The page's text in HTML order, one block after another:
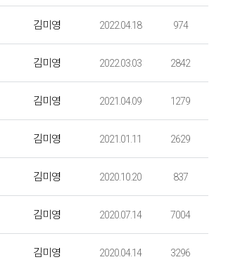
김미영 2022.04.18 974
김미영 2022.03.03 2842
김미영 2021.04.09 1279
김미영 2021.01.11 2629
김미영 2020.10.20 837
김미영 2020.07.14 7004
김미영 2020.04.14 3296